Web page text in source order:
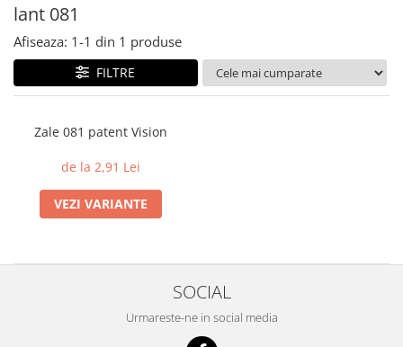
ASA
SILK
HIPS
PMMA
lant 081
Afiseaza: 1-1 din 1 produse
FILTRE
Zale 081 patent Vision
de la 2,91 Lei
VEZI VARIANTE
SOCIAL
Urmareste-ne in social media